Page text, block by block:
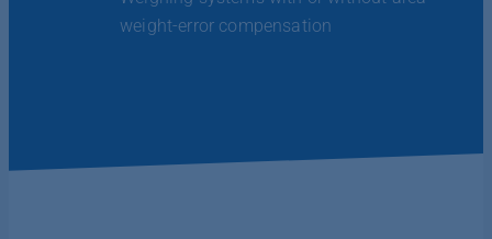
weight-error compensation